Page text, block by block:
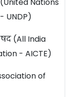
Nations
UNDP)
(All India
- AICTE)
of